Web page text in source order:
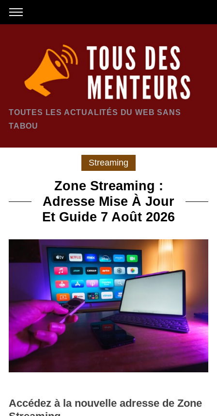
TOUTES LES ACTUALITÉS DU WEB SANS
TABOU
Streaming
Zone Streaming :
Adresse Mise À Jour
Et Guide 7 Août 2026
Accédez à la nouvelle adresse de Zone